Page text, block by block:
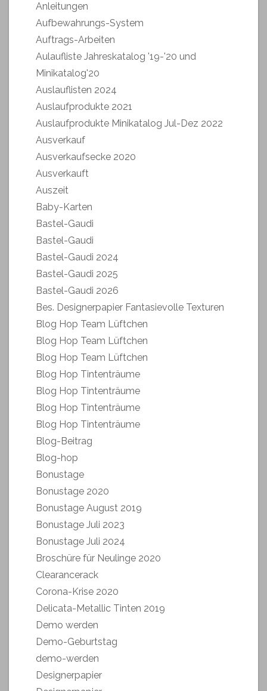
Anleitungen
Aufbewahrungs-System
Auftrags-Arbeiten
Aulaufliste Jahreskatalog '19-'20 und
Minikatalog'20
Auslauflisten 2024
Auslaufprodukte 2021
Auslaufprodukte Minikatalog Jul-Dez 2022
Ausverkauf
Ausverkaufsecke 2020
Ausverkauft
Auszeit
Baby-Karten
Bastel-Gaudi
Bastel-Gaudi
Bastel-Gaudi 2024
Bastel-Gaudi 2025
Bastel-Gaudi 2026
Bes. Designerpapier Fantasievolle Texturen
Blog Hop Team Lüftchen
Blog Hop Team Lüftchen
Blog Hop Team Lüftchen
Blog Hop Tintenträume
Blog Hop Tintenträume
Blog Hop Tintenträume
Blog Hop Tintenträume
Blog-Beitrag
Blog-hop
Bonustage
Bonustage 2020
Bonustage August 2019
Bonustage Juli 2023
Bonustage Juli 2024
Broschüre für Neulinge 2020
Clearancerack
Corona-Krise 2020
Delicata-Metallic Tinten 2019
Demo werden
Demo-Geburtstag
demo-werden
Designerpapier